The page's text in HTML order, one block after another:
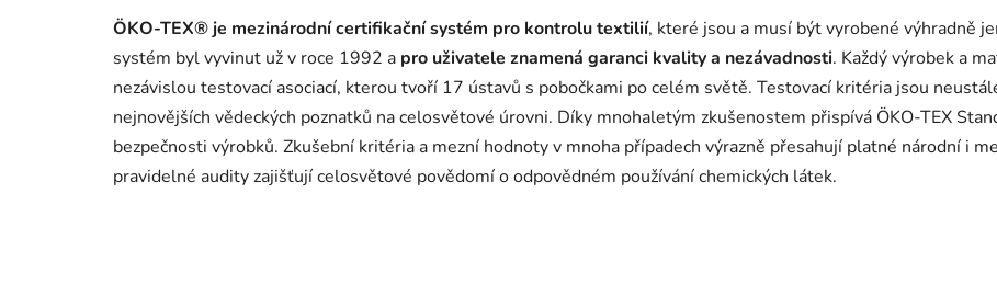
ÖKO-TEX® je mezinárodní certifikační systém pro kontrolu textilií, které jsou a musí být vyrobené výhradně
systém byl vyvinut už v roce 1992 a pro uživatele znamená garanci kvality a nezávadnosti. Každý výrobek a
nezávislou testovací asociací, kterou tvoří 17 ústavů s pobočkami po celém světě. Testovací kritéria jsou
nejnovějších vědeckých poznatků na celosvětové úrovni. Díky mnohaletým zkušenostem přispívá ÖKO-TEX
bezpečnosti výrobků. Zkušební kritéria a mezní hodnoty v mnoha případech výrazně přesahují platné národní i
pravidelné audity zajišťují celosvětové povědomí o odpovědném používání chemických látek.